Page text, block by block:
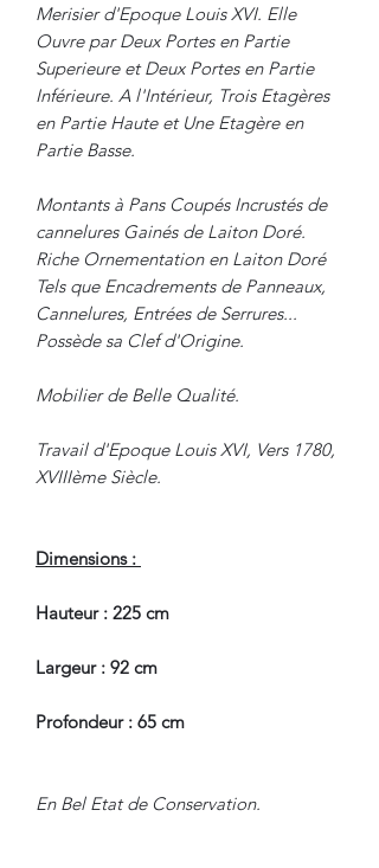
Merisier d'Epoque Louis XVI. Elle
Ouvre par Deux Portes en Partie
Superieure et Deux Portes en Partie
Inférieure. A l'Intérieur, Trois Etagères
en Partie Haute et Une Etagère en
Partie Basse.
Montants à Pans Coupés Incrustés de
cannelures Gainés de Laiton Doré.
Riche Ornementation en Laiton Doré
Tels que Encadrements de Panneaux,
Cannelures, Entrées de Serrures...
Possède sa Clef d'Origine.
Mobilier de Belle Qualité.
Travail d'Epoque Louis XVI, Vers 1780,
XVIIIème Siècle.
Dimensions :
Hauteur : 225 cm
Largeur : 92 cm
Profondeur : 65 cm
En Bel Etat de Conservation.